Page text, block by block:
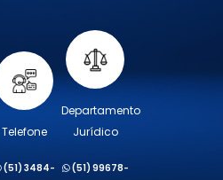
Telefone
(51) 3484-
Departamento
Jurídico
(51) 99678-